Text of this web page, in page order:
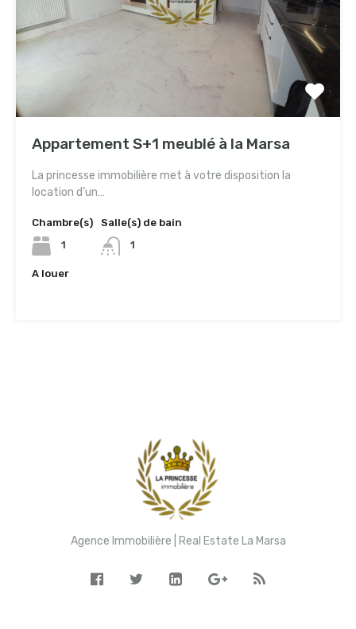
Appartement S+1 meublé à la Marsa
La princesse immobilière met à votre disposition la
location d’un…
Chambre(s)
1
Salle(s) de bain
1
A louer
Agence Immobilière | Real Estate La Marsa